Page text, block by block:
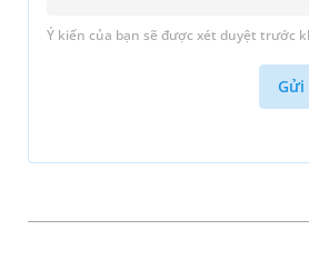
Ý kiến của bạn sẽ được xét duyệt trước
Gửi